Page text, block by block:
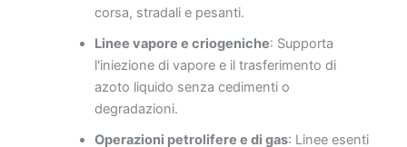
corsa, stradali e pesanti.
Linee vapore e criogeniche: Supporta
l'iniezione di vapore e il trasferimento di
azoto liquido senza cedimenti o
degradazioni.
Operazioni petrolifere e di gas: Linee esenti